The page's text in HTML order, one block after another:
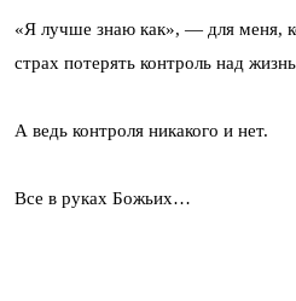
«Я лучше знаю как», — для меня,
страх потерять контроль над
А ведь контроля никакого и нет.
Все в руках Божьих…